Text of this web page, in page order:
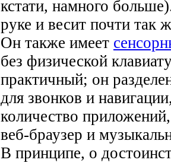
кстати, намного
руке и весит почти так
Он также имеет
без физической
практичный; он
для звонков и
количество
веб-браузер и
В принципе, о